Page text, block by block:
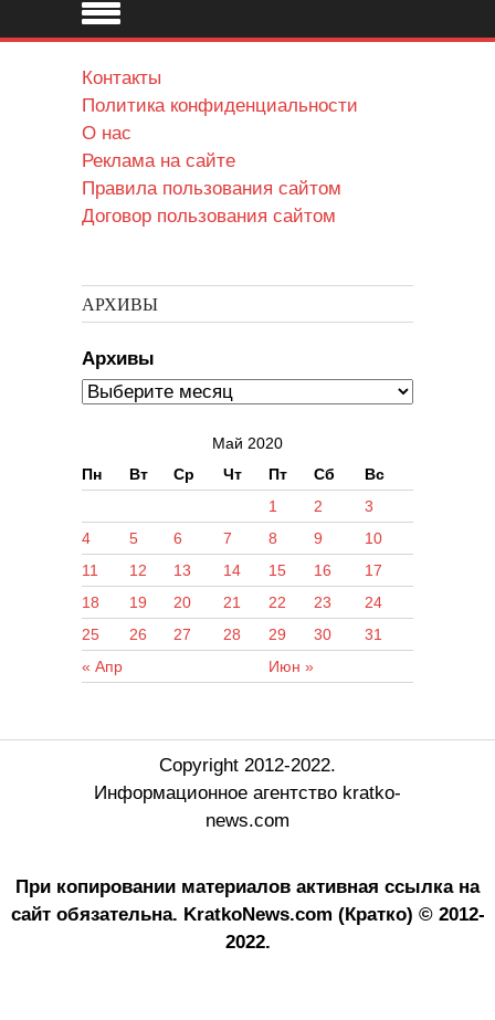
Контакты
Политика конфиденциальности
О нас
Реклама на сайте
Правила пользования сайтом
Договор пользования сайтом
АРХИВЫ
Архивы
Май 2020
Пн
Вт Ср Чт Пт Сб Вс
« Апр Июн »
1 2
3
4
5 6 7 8 9
10
11
12 13 14 15 16
17
18
19 20 21 22 23
24
25
26 27 28 29 30 31
Copyright 2012-2022.
Информационное агентство kratko-
news.com
При копировании материалов активная ссылка на
сайт обязательна. KratkoNews.com (Кратко) © 2012-
2022.